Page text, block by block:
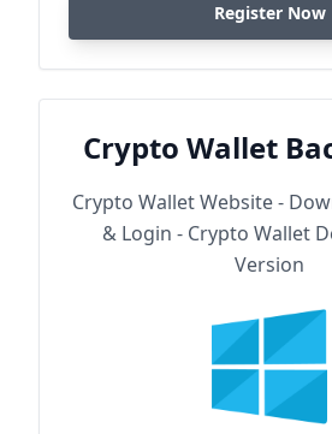
Register Now
Crypto Wallet
Crypto Wallet Website -
& Login - Crypto Wallet
Version